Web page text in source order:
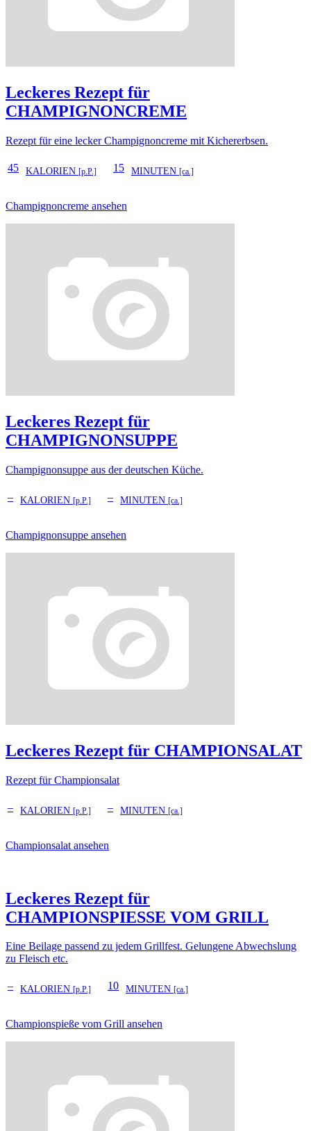
Leckeres Rezept für
CHAMPIGNONCREME
Rezept für eine lecker Champignoncreme mit Kichererbsen.
45 KALORIEN [p.P.] 15 MINUTEN [ca.]
Champignoncreme ansehen
Leckeres Rezept für
CHAMPIGNONSUPPE
Champignonsuppe aus der deutschen Küche.
– KALORIEN [p.P.] – MINUTEN [ca.]
Champignonsuppe ansehen
Leckeres Rezept für CHAMPIONSALAT
Rezept für Championsalat
– KALORIEN [p.P.] – MINUTEN [ca.]
Championsalat ansehen
Leckeres Rezept für
CHAMPIONSPIESSE VOM GRILL
Eine Beilage passend zu jedem Grillfest. Gelungene Abwechslung
zu Fleisch etc.
– KALORIEN [p.P.] 10 MINUTEN [ca.]
Championspieße vom Grill ansehen